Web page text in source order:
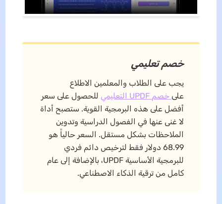
خصم تعليمي
يجب على الطلاب والمعلمين الاطلاع
على خصم UPDF التعليمي
للحصول على سعر
أفضل على هذه البرمجية القوية. ستصبح أداة
لا غنى عنها في الفصول الدراسية وتدوين
الملاحظات بشكل مستقل. السعر حالياً هو
68.99 دولار فقط لترخيص دائم فردي
للبرمجية الأساسية UPDF، بالإضافة إلى عام
كامل من ترقية الذكاء الاصطناعي.